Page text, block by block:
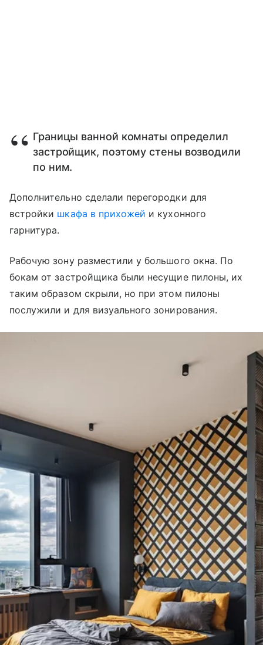
Границы ванной комнаты определил
застройщик, поэтому стены возводили
по ним.
Дополнительно сделали перегородки для
встройки шкафа в прихожей и кухонного
гарнитура.
Рабочую зону разместили у большого окна. По
бокам от застройщика были несущие пилоны, их
таким образом скрыли, но при этом пилоны
послужили и для визуального зонирования.